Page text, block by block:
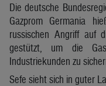
Die deutsche
Gazprom Germania
russischen Angriff auf
gestützt, um die
Industriekunden zu
Sefe sieht sich in guter